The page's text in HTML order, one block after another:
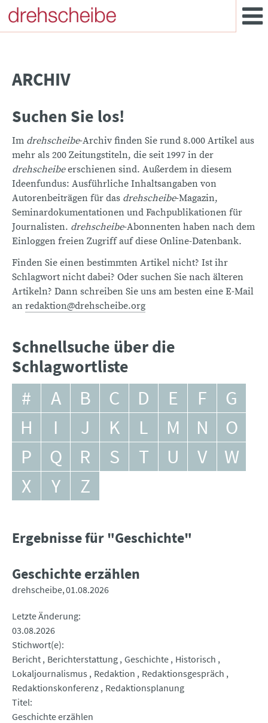
ARCHIV
Suchen Sie los!
Im drehscheibe-Archiv finden Sie rund 8.000 Artikel aus
mehr als 200 Zeitungstiteln, die seit 1997 in der
drehscheibeerschienen sind. Außerdem in diesem
Ideenfundus: Ausführliche Inhaltsangaben von
Autorenbeiträgen für das drehscheibe-Magazin,
Seminardokumentationen und Fachpublikationen für
Journalisten. drehscheibe-Abonnenten haben nach dem
Einloggen freien Zugriff auf diese Online-Datenbank.
Finden Sie einen bestimmten Artikel nicht? Ist ihr
Schlagwort nicht dabei? Oder suchen Sie nach älteren
Artikeln? Dann schreiben Sie uns am besten eine E-Mail
an redaktion@drehscheibe.org
Schnellsuche über die
Schlagwortliste
# A B C D E F
G
H
I J K L M N
O
P
Q R S T U V
W
X
Y Z
Ergebnisse für "Geschichte"
Geschichte erzählen
drehscheibe 01.08.2026
Letzte Änderung
03.08.2026
Stichwort(e)
Bericht Berichterstattung Geschichte Historisch
Lokaljournalismus
Redaktion
Redaktionsgespräch
Redaktionskonferenz Redaktionsplanung
Titel
Geschichte erzählen